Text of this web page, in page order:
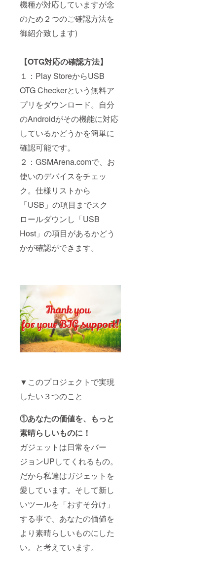
機種が対応していますが念
のため２つのご確認方法を
御紹介致します)
【OTG対応の確認方法】
１：Play StoreからUSB
OTG Checkerという無料ア
プリをダウンロード。自分
のAndroidがその機能に対応
しているかどうかを簡単に
確認可能です。
２：GSMArena.comで、お
使いのデバイスをチェッ
ク。仕様リストから
「USB」の項目までスク
ロールダウンし「USB
Host」の項目があるかどう
かが確認ができます。
▼このプロジェクトで実現
したい３つのこと
①あなたの価値を、もっと
素晴らしいものに！
ガジェットは日常をバー
ジョンUPしてくれるもの。
だから私達はガジェットを
愛しています。そして新し
いツールを「おすそ分け」
する事で、あなたの価値を
より素晴らしいものにした
い。と考えています。